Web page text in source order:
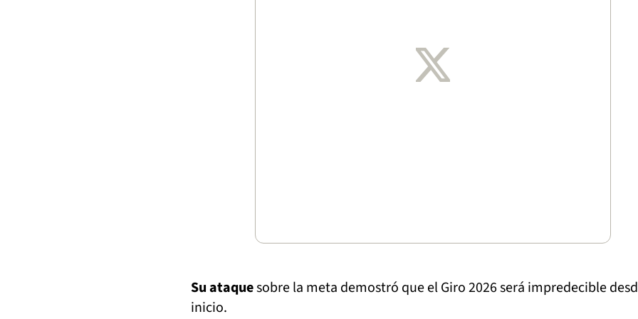
Su ataquesobre la meta demostró que el Giro 2026 será impredecible
inicio.